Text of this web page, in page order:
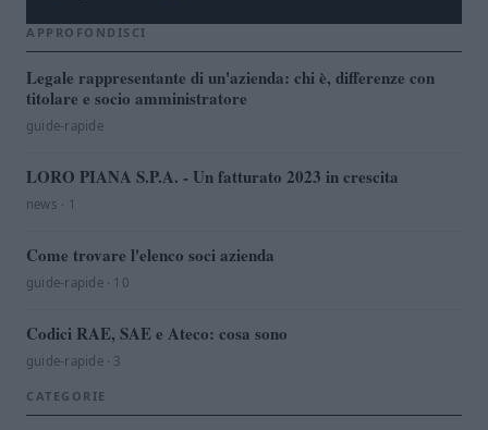
APPROFONDISCI
Legale rappresentante di un'azienda: chi è, differenze con
titolare e socio amministratore
guide-rapide
LORO PIANA S.P.A. - Un fatturato 2023 in crescita
news · 1
Come trovare l'elenco soci azienda
guide-rapide · 10
Codici RAE, SAE e Ateco: cosa sono
guide-rapide · 3
CATEGORIE